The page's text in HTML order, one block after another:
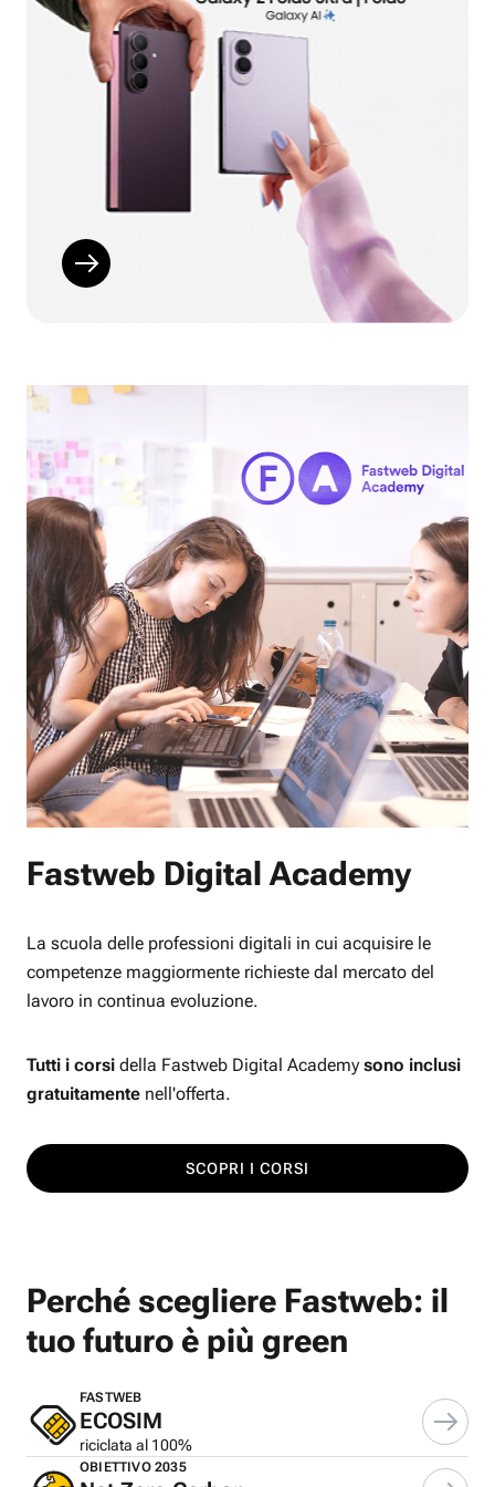
Fastweb Digital Academy
La scuola delle professioni digitali in cui acquisire le
competenze maggiormente richieste dal mercato del
lavoro in continua evoluzione.
Tutti i corsi della Fastweb Digital Academy sono inclusi
gratuitamente nell'offerta.
SCOPRI I CORSI
Perché scegliere Fastweb: il
tuo futuro è più green
FASTWEB
ECOSIM
riciclata al 100%
OBIETTIVO 2035